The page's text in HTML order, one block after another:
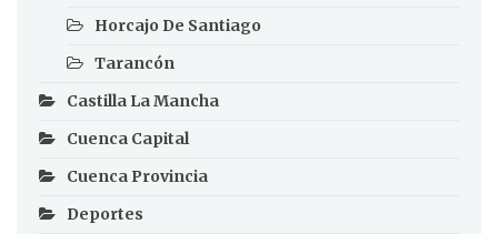
Horcajo De Santiago
Tarancón
Castilla La Mancha
Cuenca Capital
Cuenca Provincia
Deportes